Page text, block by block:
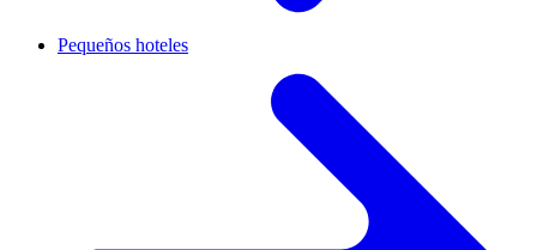
Pequeños hoteles